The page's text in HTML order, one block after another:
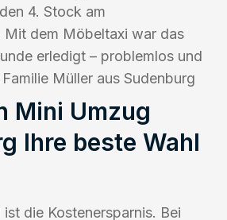
4. Stock am
Mit dem Möbeltaxi war das
erledigt – problemlos und
Müller aus Sudenburg
Mini Umzug
Ihre beste Wahl
die Kostenersparnis. Bei